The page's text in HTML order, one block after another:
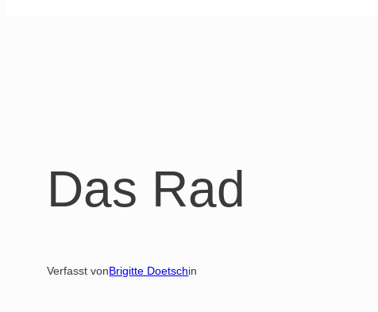
Das Rad
Verfasst vonBrigitte Doetschin